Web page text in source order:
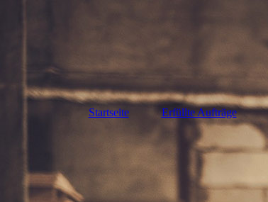
Startseite Erfüllte Aufträge